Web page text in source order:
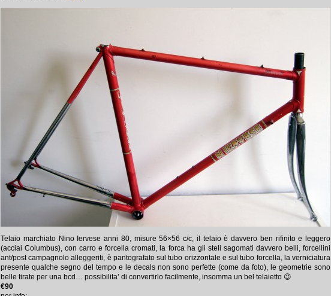
Telaio marchiato Nino Iervese anni 80, misure 56×56 c/c, il telaio è davvero ben rifinito e leggero
(acciai Columbus), con carro e forcella cromati, la forca ha gli steli sagomati davvero belli, forcellini
ant/post campagnolo alleggeriti, è pantografato sul tubo orizzontale e sul tubo forcella, la verniciatura
presente qualche segno del tempo e le decals non sono perfette (come da foto), le geometrie sono
belle tirate per una bcd… possibilita’ di convertirlo facilmente, insomma un bel telaietto 😉
€90